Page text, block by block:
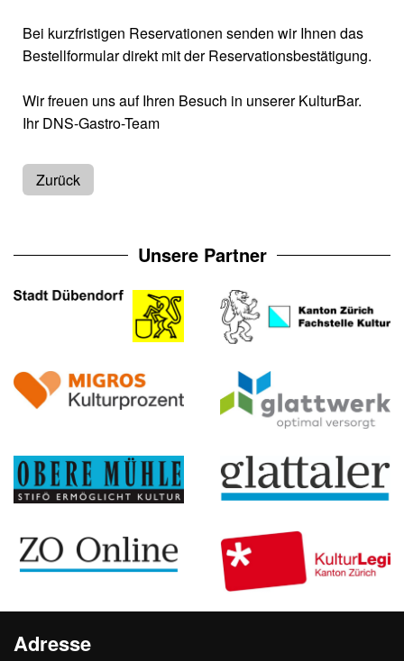
Bei kurzfristigen Reservationen senden wir Ihnen das
Bestellformular direkt mit der Reservationsbestätigung.
Wir freuen uns auf Ihren Besuch in unserer KulturBar.
Ihr DNS-Gastro-Team
Zurück
Unsere Partner
Adresse